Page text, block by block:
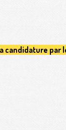
candidature